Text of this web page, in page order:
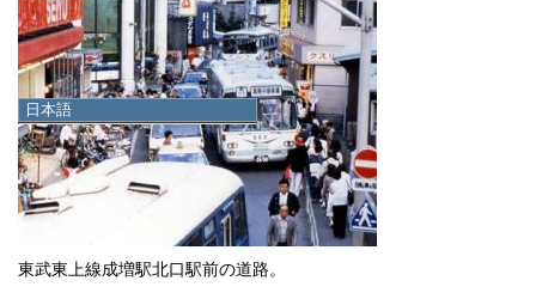
日本語
日本語
English
한국어
简体中文
繁體中文
東武東上線成増駅北口駅前の道路。